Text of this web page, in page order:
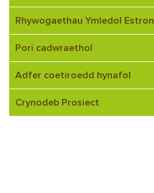
Rhywogaethau Ymledol Estron
Pori cadwraethol
Adfer coetiroedd hynafol
Crynodeb Prosiect